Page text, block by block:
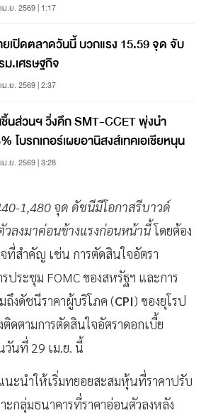
ม.ย. 2569 | 1:17
ลาดวันนี้ บวกแรง 15.59 จุด จับ
.เศรษฐกิจ
ม.ย. 2569 | 2:37
ฯ วิ่งคึก SMT-CCET พุ่งนำ
โบรกเกอร์เผยอานิสงส์เทคเอเชียหนุน
ม.ย. 2569 | 3:28
1,480 จุด ดัชนีมีโอกาสรีบาวด์
วลงมาค่อนข้างแรงก่อนหน้านี้โดยต้อง
ที่สำคัญ เช่น การตัดสินใจอัตรา
ประชุม FOMC ของสหรัฐฯ และการ
ถึงดัชนีราคาผู้บริโภค (CPI) ของยุโรป
ดตามการตัดสินใจอัตราดอกเบี้ย
วันที่ 29 เม.ย. นี้
นะนำให้เริ่มทยอยสะสมหุ้นที่ราคาปรับ
ะกลุ่มธนาคารที่ราคาอ่อนตัวลงหลัง